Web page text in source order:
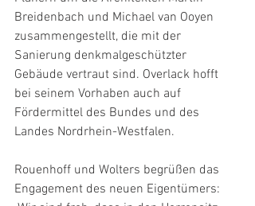
Breidenbach und Michael van Ooyen
zusammengestellt, die mit der
Sanierung denkmalgeschützter
Gebäude vertraut sind. Overlack hofft
bei seinem Vorhaben auch auf
Fördermittel des Bundes und des
Landes Nordrhein-Westfalen.
Rouenhoff und Wolters begrüßen das
Engagement des neuen Eigentümers: